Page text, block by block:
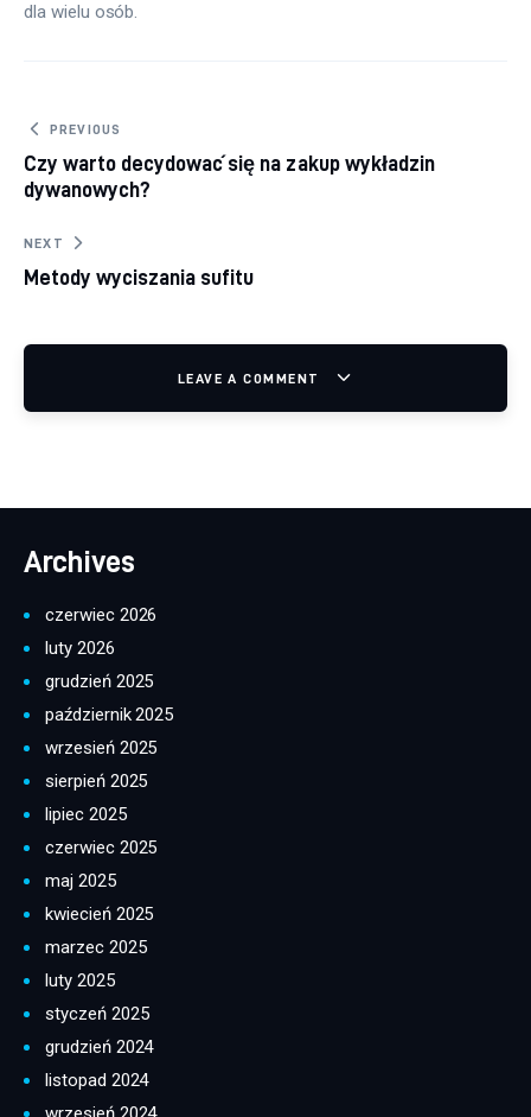
dla wielu osób.
Nawigacja wpisu
PREVIOUS
Czy warto decydować się na zakup wykładzin
dywanowych?
NEXT
Metody wyciszania sufitu
LEAVE A COMMENT
Archives
czerwiec 2026
luty 2026
grudzień 2025
październik 2025
wrzesień 2025
sierpień 2025
lipiec 2025
czerwiec 2025
maj 2025
kwiecień 2025
marzec 2025
luty 2025
styczeń 2025
grudzień 2024
listopad 2024